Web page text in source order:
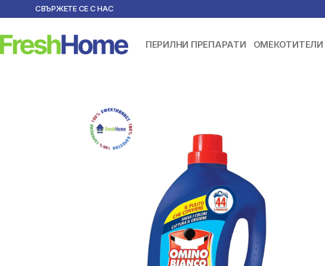
СВЪРЖЕТЕ СЕ С НАС
ПЕРИЛНИ ПРЕПАРАТИ ОМЕКОТИТЕЛИ